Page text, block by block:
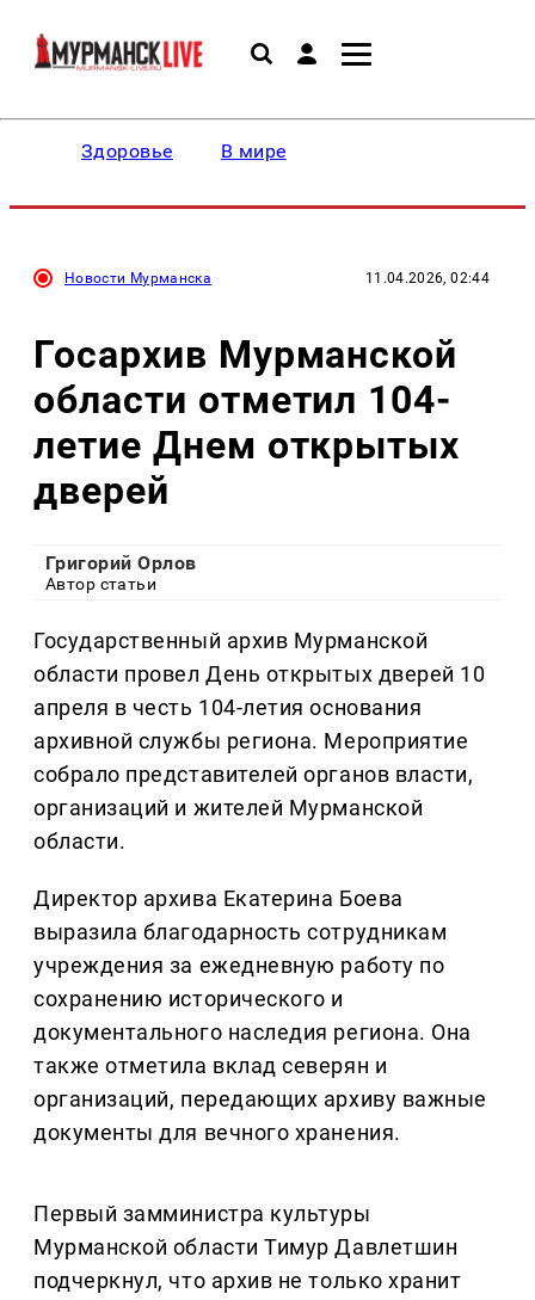
Здоровье В мире
Новости Мурманска 11.04.2026, 02:44
Госархив Мурманской
области отметил 104-
летие Днем открытых
дверей
Григорий Орлов
Автор статьи
Государственный архив Мурманской
области провел День открытых дверей 10
апреля в честь 104-летия основания
архивной службы региона. Мероприятие
собрало представителей органов власти,
организаций и жителей Мурманской
области.
Директор архива Екатерина Боева
выразила благодарность сотрудникам
учреждения за ежедневную работу по
сохранению исторического и
документального наследия региона. Она
также отметила вклад северян и
организаций, передающих архиву важные
документы для вечного хранения.
Первый замминистра культуры
Мурманской области Тимур Давлетшин
подчеркнул, что архив не только хранит